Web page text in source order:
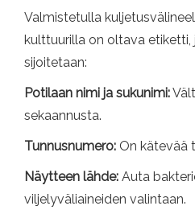
Valmistetulla
kulttuurilla on oltava
sijoitetaan:
Potilaan nimi ja sukunimi:
sekaannusta.
Tunnusnumero: On kätevää
Näytteen lähde: Auta
viljelyväliaineiden valintaan.